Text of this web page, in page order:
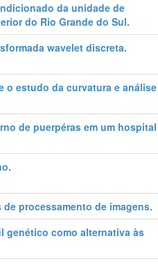
da unidade de
do Rio Grande do Sul.
wavelet discreta.
o estudo da curvatura e análise
de puerpéras em um hospital
processamento de imagens.
genético como alternativa às